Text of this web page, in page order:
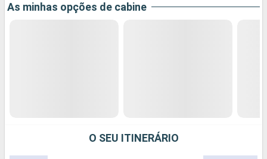
As minhas opções de cabine
O SEU ITINERÁRIO